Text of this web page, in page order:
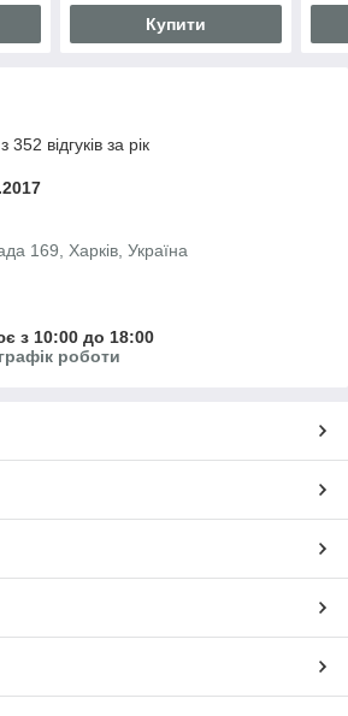
Купити
відгуків за рік
169, Харків, Україна
з 10:00 до 18:00
роботи